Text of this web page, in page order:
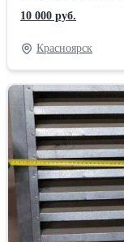
10 000 руб.
Красноярск